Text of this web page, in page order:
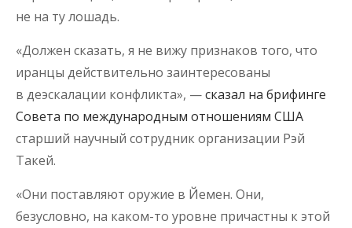
не на ту лошадь.
«Должен сказать, я не вижу признаков того, что
иранцы действительно заинтересованы
в деэскалации конфликта», —сказал на брифинге
Совета по международным отношениям США
старший научный сотрудник организации Рэй
Такей.
«Они поставляют оружие в Йемен. Они,
безусловно, на каком-то уровне причастны к этой